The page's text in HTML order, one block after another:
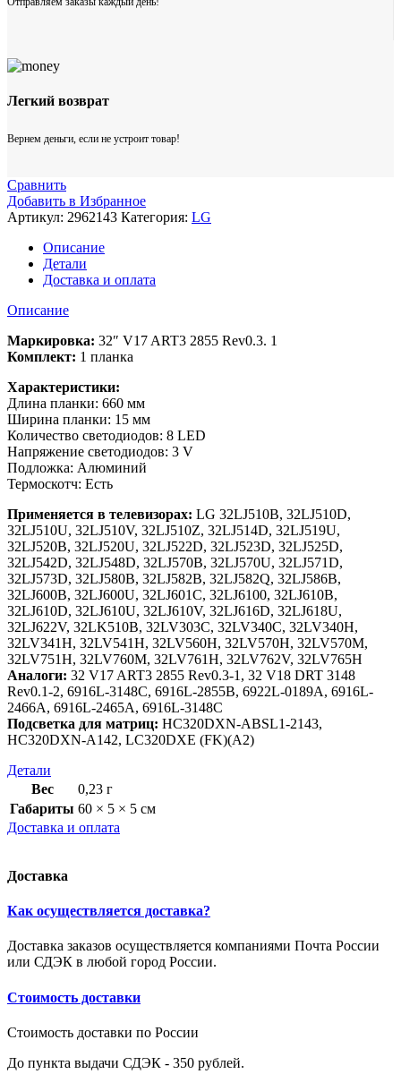
Легкий возврат
Вернем деньги, если не устроит товар!
Сравнить
Добавить в Избранное
Артикул: 2962143 Категория: LG
Описание
Детали
Доставка и оплата
Описание
Маркировка: 32″ V17 ART3 2855 Rev0.3. 1
Комплект: 1 планка
Характеристики:
Длина планки: 660 мм
Ширина планки: 15 мм
Количество светодиодов: 8 LED
Напряжение светодиодов: 3 V
Подложка: Алюминий
Термоскотч: Есть
Применяется в телевизорах: LG 32LJ510B, 32LJ510D,
32LJ510U, 32LJ510V, 32LJ510Z, 32LJ514D, 32LJ519U,
32LJ520B, 32LJ520U, 32LJ522D, 32LJ523D, 32LJ525D,
32LJ542D, 32LJ548D, 32LJ570B, 32LJ570U, 32LJ571D,
32LJ573D, 32LJ580B, 32LJ582B, 32LJ582Q, 32LJ586B,
32LJ600B, 32LJ600U, 32LJ601C, 32LJ6100, 32LJ610B,
32LJ610D, 32LJ610U, 32LJ610V, 32LJ616D, 32LJ618U,
32LJ622V, 32LK510B, 32LV303C, 32LV340C, 32LV340H,
32LV341H, 32LV541H, 32LV560H, 32LV570H, 32LV570M,
32LV751H, 32LV760M, 32LV761H, 32LV762V, 32LV765H
Аналоги: 32 V17 ART3 2855 Rev0.3-1, 32 V18 DRT 3148
Rev0.1-2, 6916L-3148C, 6916L-2855B, 6922L-0189A, 6916L-
2466A, 6916L-2465A, 6916L-3148C
Подсветка для матриц: HC320DXN-ABSL1-2143,
HC320DXN-A142, LC320DXE (FK)(A2)
Детали
Вес
0,23 г
Габариты 60 × 5 × 5 см
Доставка и оплата
Доставка
Как осуществляется доставка?
Доставка заказов осуществляется компаниями Почта России
или СДЭК в любой город России.
Стоимость доставки
Стоимость доставки по России
До пункта выдачи СДЭК - 350 рублей.